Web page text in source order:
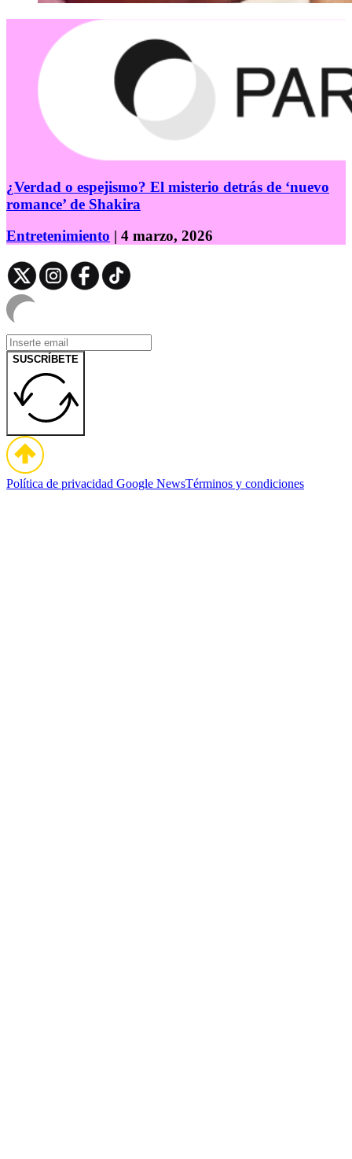
¿Verdad o espejismo? El misterio detrás de ‘nuevo
romance’ de Shakira
Entretenimiento | 4 marzo, 2026
SUSCRÍBETE
Política de privacidad Google NewsTérminos y condiciones